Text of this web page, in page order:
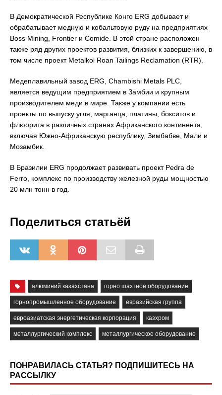
В Демократической Республике Конго ERG добывает и
обрабатывает медную и кобальтовую руду на предприятиях
Boss Mining, Frontier и Comide. В этой стране расположен
также ряд других проектов развития, близких к завершению, в
том числе проект Metalkol Roan Tailings Reclamation (RTR).
Медеплавильный завод ERG, Chambishi Metals PLC,
является ведущим предприятием в Замбии и крупным
производителем меди в мире. Также у компании есть
проекты по выпуску угля, марганца, платины, бокситов и
флюорита в различных странах Африканского континента,
включая Южно-Африканскую республику, Зимбабве, Мали и
Мозамбик.
В Бразилии ERG продолжает развивать проект Pedra de
Ferro, комплекс по производству железной руды мощностью
20 млн тонн в год.
Поделиться статьёй
алюминий казахстана горно шахтное оборудование
горнопромышленное оборудование евразийская группа
евроазиатская энергетическая корпорация казхром
металлургический комплекс металлургическое оборудование
ПОНРАВИЛАСЬ СТАТЬЯ? ПОДПИШИТЕСЬ НА
РАССЫЛКУ